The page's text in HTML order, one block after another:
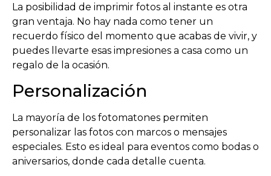
La posibilidad de imprimir fotos al instante es otra
gran ventaja. No hay nada como tener un
recuerdo físico del momento que acabas de vivir, y
puedes llevarte esas impresiones a casa como un
regalo de la ocasión.
Personalización
La mayoría de los fotomatones permiten
personalizar las fotos con marcos o mensajes
especiales. Esto es ideal para eventos como bodas o
aniversarios, donde cada detalle cuenta.